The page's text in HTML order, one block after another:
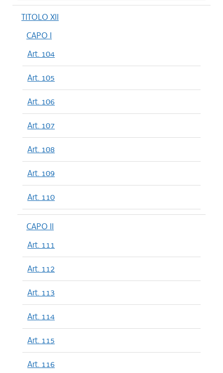
TITOLO XII
CAPO I
Art. 104
Art. 105
Art. 106
Art. 107
Art. 108
Art. 109
Art. 110
CAPO II
Art. 111
Art. 112
Art. 113
Art. 114
Art. 115
Art. 116